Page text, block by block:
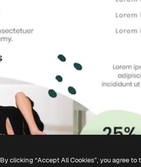
By clicking “Accept All Cookies”, you agree